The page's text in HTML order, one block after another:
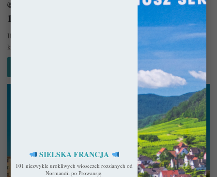
10 bajkowych miasteczek we Francji
Ilość pięknych miejsc we Francji jest wręcz zatrważająca i chyba w
każdej wiosce znajdzie się coś wartego uwagi. Oto wybór…
SIELSKA FRANCJA
101 niezwykle urokliwych wioseczek rozsianych od
Normandii po Prowansję.